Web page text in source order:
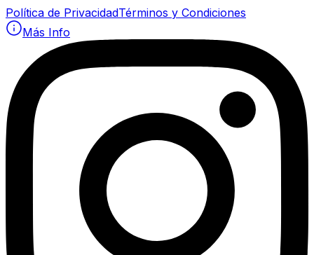
Política de PrivacidadTérminos y Condiciones
Más Info